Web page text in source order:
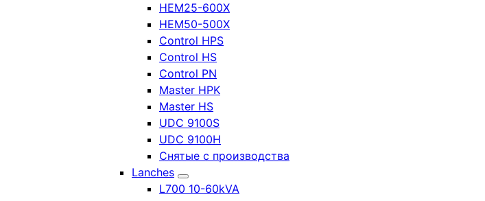
HEM25-600X
HEM50-500X
Control HPS
Control HS
Control PN
Master HPK
Master HS
UDC 9100S
UDC 9100H
Снятые с производства
Lanches
L700 10-60kVA